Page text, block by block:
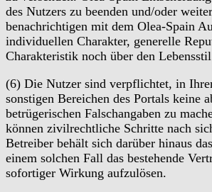
des Nutzers zu beenden und/oder
benachrichtigen mit dem Olea-Spain
individuellen Charakter, generelle
Charakteristik noch über den
(6) Die Nutzer sind verpflichtet, in
sonstigen Bereichen des Portals keine
betrügerischen Falschangaben zu
können zivilrechtliche Schritte nach
Betreiber behält sich darüber hinaus
einem solchen Fall das bestehende
sofortiger Wirkung aufzulösen.